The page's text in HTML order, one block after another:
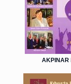
AKPINAR